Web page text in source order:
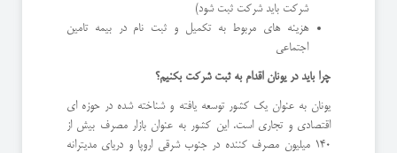
شرکت باید شرکت ثبت شود)
هزینه های مربوط به تکمیل و ثبت نام در بیمه تامین
اجتماعی
چرا باید در یونان اقدام به ثبت شرکت بکنیم؟
یونان به عنوان یک کشور توسعه یافته و شناخته شده در حوزه ای
اقتصادی و تجاری است. این کشور به عنوان بازار مصرف بیش از
140 میلیون مصرف کننده در جنوب شرقی اروپا و دریای مدیترانه